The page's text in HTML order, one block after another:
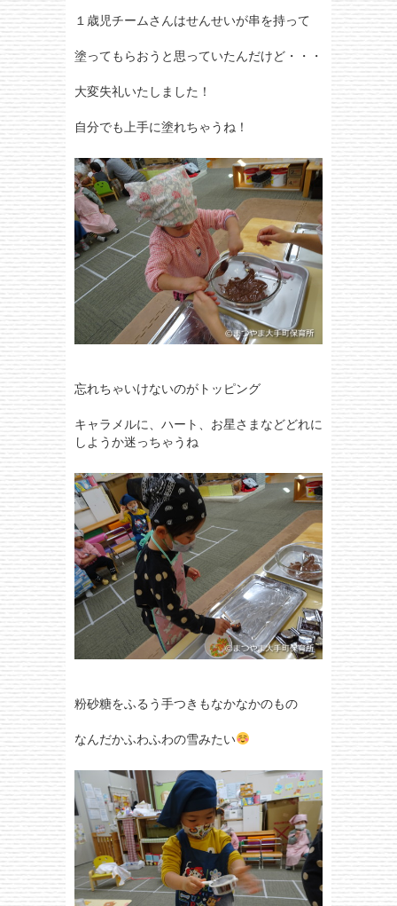
１歳児チームさんはせんせいが串を持って
塗ってもらおうと思っていたんだけど・・・
大変失礼いたしました！
自分でも上手に塗れちゃうね！
忘れちゃいけないのがトッピング
キャラメルに、ハート、お星さまなどどれに
しようか迷っちゃうね
粉砂糖をふるう手つきもなかなかのもの
なんだかふわふわの雪みたい